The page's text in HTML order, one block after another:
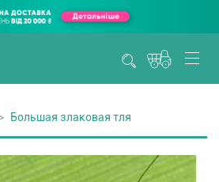
Большая злаковая тля